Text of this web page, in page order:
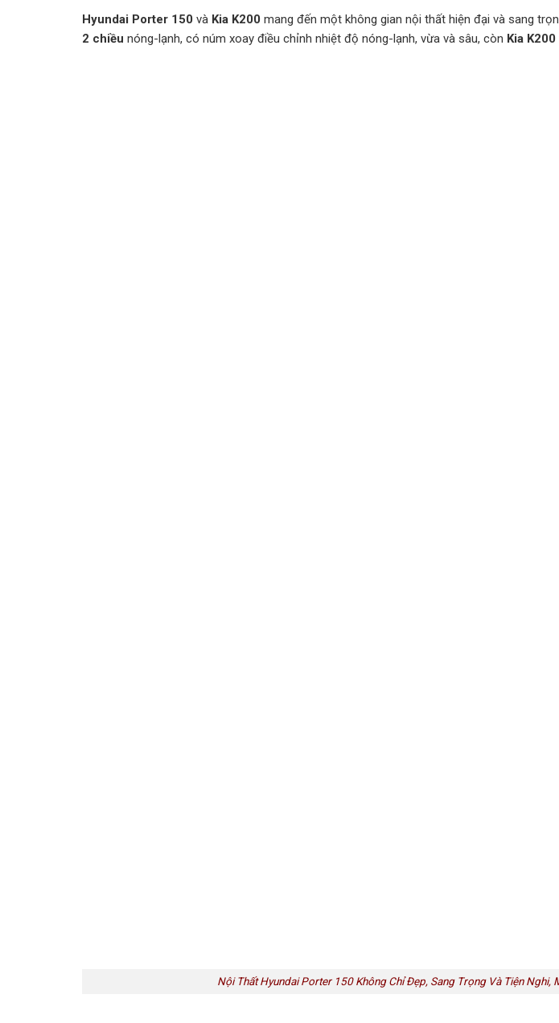
Hyundai Porter 150 và Kia K200 mang đến một không gian nội thất hiện đại và sang
2 chiều nóng-lạnh, có núm xoay điều chỉnh nhiệt độ nóng-lạnh, vừa và sâu, còn Kia K200
Nội Thất Hyundai Porter 150 Không Chỉ Đẹp, Sang Trọng Và Tiện